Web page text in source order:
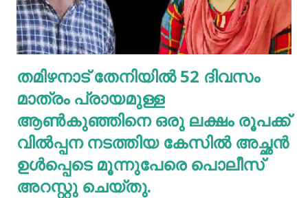
ഇതനുസരിച്ച് എണ്ണ തേയ്ക്കുകയും വേണം. എന്നാല്‍
മുടിയിലെ അഴുക്കു നീക്കി വൃത്തിയാക്കി വയ്‌ക്കേണ്ടതും
അത്യാവശ്യം. അല്ലെങ്കില്‍ ഇത് മുടിവളര്‍ച്ചയെ
തടസപ്പെടുത്തും. നല്ല ഭക്ഷണം, വെള്ളം കുടിയ്ക്കുക, നല്ല
ഉറക്കം എന്നിവ മു...
തമിഴനാട് തേനിയില്‍ 52 ദിവസം
മാത്രം പ്രായമുള്ള
ആണ്‍കുഞ്ഞിനെ ഒരു ലക്ഷം രൂപക്ക്
വില്‍പ്പന നടത്തിയ കേസില്‍ അച്ഛൻ
ഉള്‍പ്പെടെ മൂന്നുപേരെ പൊലീസ്
അറസ്റ്റു ചെയ്തു.